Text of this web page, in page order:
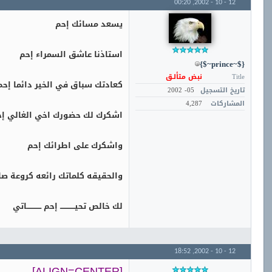
12 - 10 - 2002,
00:20
{$~prince~$}
Title
نبض متألـق
تاريخ التسجيل 05- 2002
المشاركات
4,287
يسعد مسائك إحم
استاذنا عاشق السمراء إحم
كعادتك سباق في الخير دائما
اشكرك لك حضورك اخي الغالي
واشكرك على اطرائك إحم
والحقيقه كلماتك رائعه كروعة
لك خالص تحيــــــــــــ إحم ــــــــــــاتي
12 - 10 - 2002,
18:52